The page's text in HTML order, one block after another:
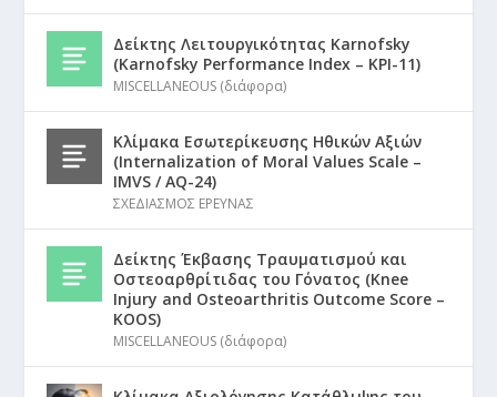
Δείκτης Λειτουργικότητας Karnofsky
(Karnofsky Performance Index – KPI-11)
MISCELLANEOUS (διάφορα)
Κλίμακα Εσωτερίκευσης Ηθικών Αξιών
(Internalization of Moral Values Scale –
IMVS / AQ-24)
ΣΧΕΔΙΑΣΜΟΣ ΕΡΕΥΝΑΣ
Δείκτης Έκβασης Τραυματισμού και
Οστεοαρθρίτιδας του Γόνατος (Knee
Injury and Osteoarthritis Outcome Score –
KOOS)
MISCELLANEOUS (διάφορα)